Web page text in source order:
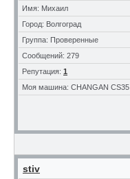
Имя: Михаил
Город: Волгоград
Группа: Проверенные
Сообщений: 279
Репутация: 1
Моя машина: CHANGAN CS35
stiv